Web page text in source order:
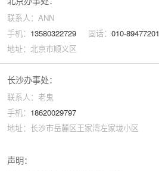
联系人：ANN
手机： 13580322729固话： 010-89477201
地址：北京市顺义区
长沙办事处：
联系人：老鬼
手机： 18620029797
地址：长沙市岳麓区王家湾左家垅小区
声明：